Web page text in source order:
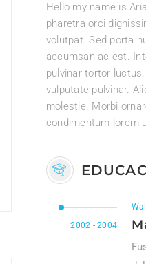
Hello my name is
pharetra orci
volutpat. Sed porta
accumsan ac est.
pulvinar tortor
vulputate pulvinar.
molestie. Morbi
condimentum lorem
2002 - 2004